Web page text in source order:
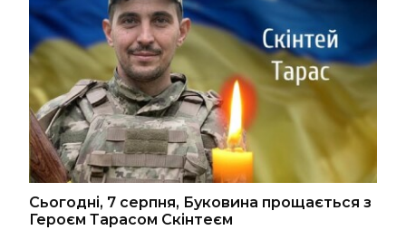
Сьогодні, 7 серпня, Буковина прощається з
Героєм Тарасом Скінтеєм